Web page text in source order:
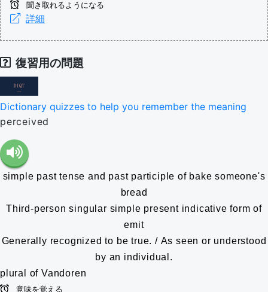
聞き取れるようになる
詳細
復習用の問題
Dictionary quizzes to help you remember the meaning
perceived
simple past tense and past participle of bake someone's
bread
Third-person singular simple present indicative form of
emit
Generally recognized to be true. / As seen or understood
by an individual.
plural of Vandoren
意味を覚える